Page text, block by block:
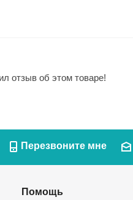
отзыв об этом товаре!
Перезвоните мне
Помощь